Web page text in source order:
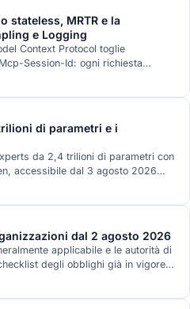
allineate al rinvio del digital
stateless, MRTR e la
e Logging
Context Protocol toglie
Session-Id: ogni richiesta
dietro un load balancer come un
con dodici mesi di finestra.
di parametri e i
da 2,4 trilioni di parametri con
accessibile dal 3 agosto 2026
la piattaforma QwenWork. I pesi
il quadro non è a senso unico, e
dal 2 agosto 2026
applicabile e le autorità di
degli obblighi già in vigore
quelli rinviati dal Digital Omnibus